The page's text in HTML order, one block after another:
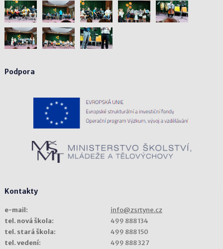
Podpora
Kontakty
e-mail:
info@zsrtyne.cz
tel. nová škola:
499 888 134
tel. stará škola:
499 888 150
tel. vedení:
499 888 327